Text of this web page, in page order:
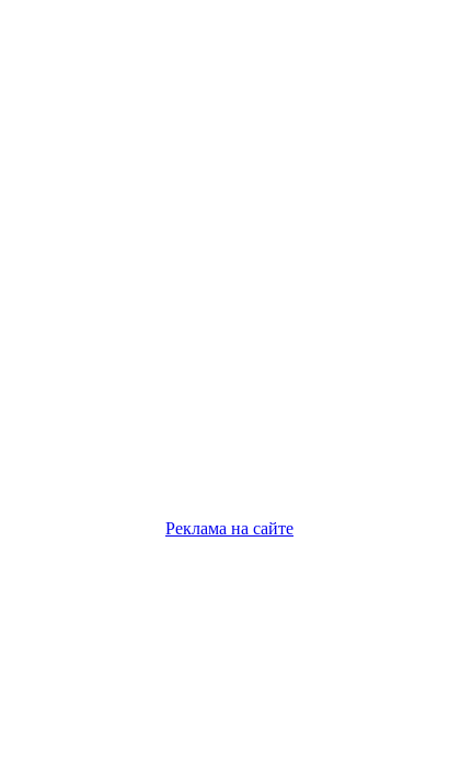
Реклама на сайте